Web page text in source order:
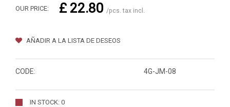
OUR PRICE: £ 22.80 /pcs. tax incl.
AÑADIR A LA LISTA DE DESEOS
CODE: 4G-JM-08
IN STOCK: 0